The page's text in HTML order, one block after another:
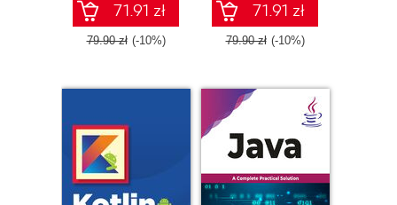
71.91 zł
79.90 zł (-10%)
71.91 zł
79.90 zł (-10%)